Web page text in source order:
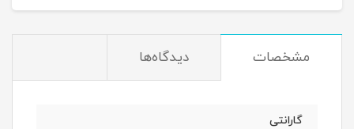
مشخصات دیدگاه‌ها
گارانتی